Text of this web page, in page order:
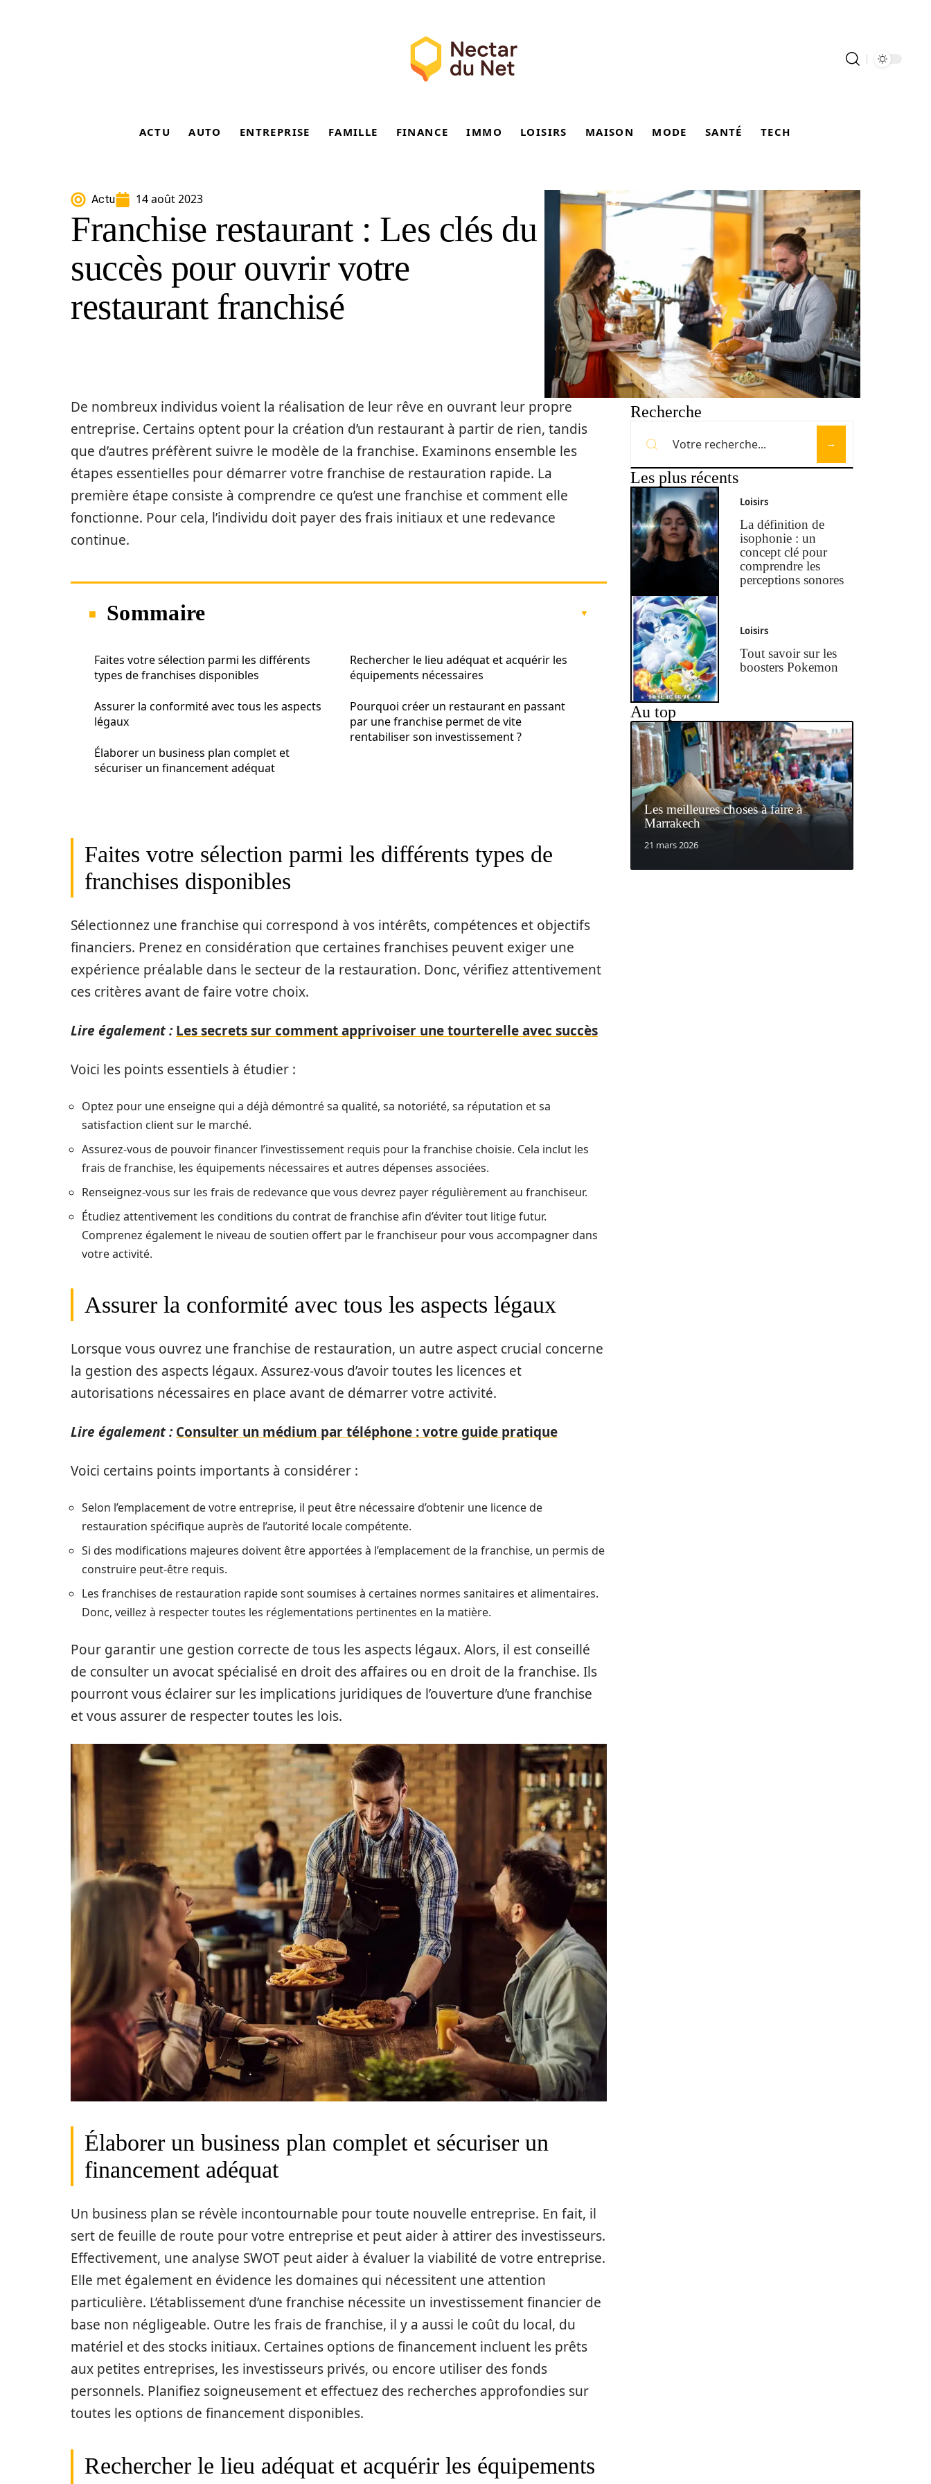
ACTU AUTO ENTREPRISE FAMILLE FINANCE IMMO LOISIRS MAISON MODE SANTÉ TECH
Actu 14 août 2023
Franchise restaurant : Les clés du
succès pour ouvrir votre
restaurant franchisé
De nombreux individus voient la réalisation de leur rêve en ouvrant leur propre
entreprise. Certains optent pour la création d’un restaurant à partir de rien, tandis
que d’autres préfèrent suivre le modèle de la franchise. Examinons ensemble les
étapes essentielles pour démarrer votre franchise de restauration rapide. La
première étape consiste à comprendre ce qu’est une franchise et comment elle
fonctionne. Pour cela, l’individu doit payer des frais initiaux et une redevance
continue.
Sommaire
Faites votre sélection parmi les différents
types de franchises disponibles
Assurer la conformité avec tous les aspects
légaux
Élaborer un business plan complet et
sécuriser un financement adéquat
Rechercher le lieu adéquat et acquérir les
équipements nécessaires
Pourquoi créer un restaurant en passant
par une franchise permet de vite
rentabiliser son investissement ?
Faites votre sélection parmi les différents types de
franchises disponibles
Sélectionnez une franchise qui correspond à vos intérêts, compétences et objectifs
financiers. Prenez en considération que certaines franchises peuvent exiger une
expérience préalable dans le secteur de la restauration. Donc, vérifiez attentivement
ces critères avant de faire votre choix.
Lire également : Les secrets sur comment apprivoiser une tourterelle avec succès
Voici les points essentiels à étudier :
Optez pour une enseigne qui a déjà démontré sa qualité, sa notoriété, sa réputation et sa
satisfaction client sur le marché.
Assurez-vous de pouvoir financer l’investissement requis pour la franchise choisie. Cela inclut les
frais de franchise, les équipements nécessaires et autres dépenses associées.
Renseignez-vous sur les frais de redevance que vous devrez payer régulièrement au franchiseur.
Étudiez attentivement les conditions du contrat de franchise afin d’éviter tout litige futur.
Comprenez également le niveau de soutien offert par le franchiseur pour vous accompagner dans
votre activité.
Assurer la conformité avec tous les aspects légaux
Lorsque vous ouvrez une franchise de restauration, un autre aspect crucial concerne
la gestion des aspects légaux. Assurez-vous d’avoir toutes les licences et
autorisations nécessaires en place avant de démarrer votre activité.
Lire également : Consulter un médium par téléphone : votre guide pratique
Voici certains points importants à considérer :
Selon l’emplacement de votre entreprise, il peut être nécessaire d’obtenir une licence de
restauration spécifique auprès de l’autorité locale compétente.
Si des modifications majeures doivent être apportées à l’emplacement de la franchise, un permis de
construire peut-être requis.
Les franchises de restauration rapide sont soumises à certaines normes sanitaires et alimentaires.
Donc, veillez à respecter toutes les réglementations pertinentes en la matière.
Pour garantir une gestion correcte de tous les aspects légaux. Alors, il est conseillé
de consulter un avocat spécialisé en droit des affaires ou en droit de la franchise. Ils
pourront vous éclairer sur les implications juridiques de l’ouverture d’une franchise
et vous assurer de respecter toutes les lois.
Élaborer un business plan complet et sécuriser un
financement adéquat
Un business plan se révèle incontournable pour toute nouvelle entreprise. En fait, il
sert de feuille de route pour votre entreprise et peut aider à attirer des investisseurs.
Effectivement, une analyse SWOT peut aider à évaluer la viabilité de votre entreprise.
Elle met également en évidence les domaines qui nécessitent une attention
particulière. L’établissement d’une franchise nécessite un investissement financier de
base non négligeable. Outre les frais de franchise, il y a aussi le coût du local, du
matériel et des stocks initiaux. Certaines options de financement incluent les prêts
aux petites entreprises, les investisseurs privés, ou encore utiliser des fonds
personnels. Planifiez soigneusement et effectuez des recherches approfondies sur
toutes les options de financement disponibles.
Rechercher le lieu adéquat et acquérir les équipements
Recherche
Les plus récents
Loisirs
La définition de
isophonie : un
concept clé pour
comprendre les
perceptions sonores
Loisirs
Tout savoir sur les
boosters Pokemon
Au top
Les meilleures choses à faire à
Marrakech
21 mars 2026